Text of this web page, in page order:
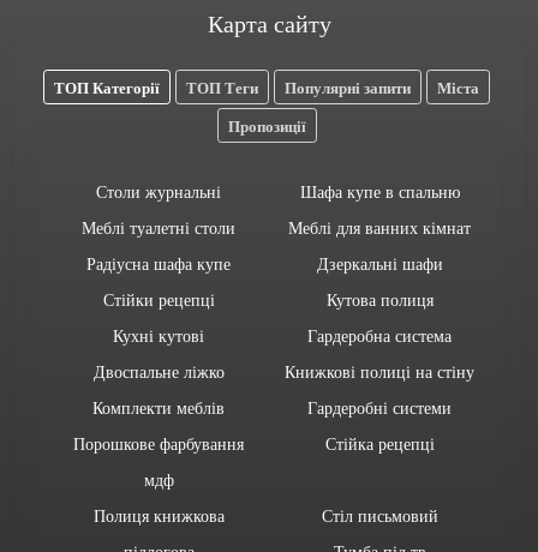
Карта сайту
ТОП Категорії ТОП Теги Популярні запити
Міста
Пропозиції
Столи журнальні
Меблі туалетні столи
Радіусна шафа купе
Стійки рецепці
Кухні кутові
Двоспальне ліжко
Комплекти меблів
Порошкове фарбування
мдф
Шафа купе в спальню
Меблі для ванних кімнат
Дзеркальні шафи
Кутова полиця
Гардеробна система
Книжкові полиці на стіну
Гардеробні системи
Стійка рецепці
Полиця книжкова
Стіл письмовий